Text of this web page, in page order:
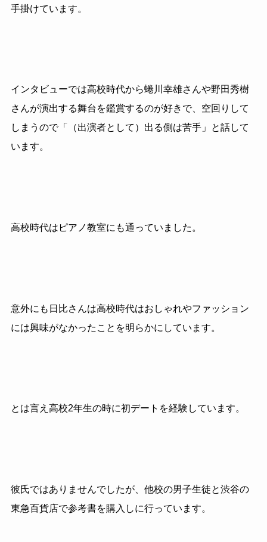
手掛けています。
インタビューでは高校時代から蜷川幸雄さんや野田秀樹
さんが演出する舞台を鑑賞するのが好きで、空回りして
しまうので「（出演者として）出る側は苦手」と話して
います。
高校時代はピアノ教室にも通っていました。
意外にも日比さんは高校時代はおしゃれやファッション
には興味がなかったことを明らかにしています。
とは言え高校2年生の時に初デートを経験しています。
彼氏ではありませんでしたが、他校の男子生徒と渋谷の
東急百貨店で参考書を購入しに行っています。